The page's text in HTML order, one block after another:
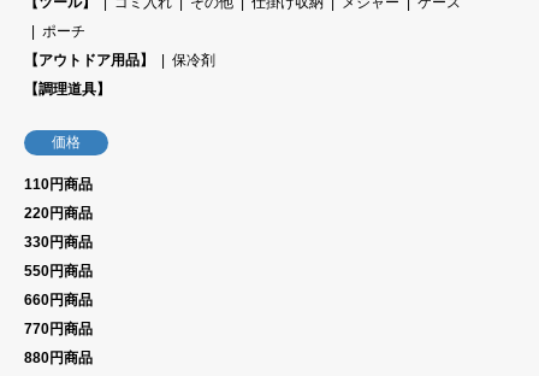
ポーチ
【アウトドア用品】
保冷剤
【調理道具】
価格
110円商品
220円商品
330円商品
550円商品
660円商品
770円商品
880円商品